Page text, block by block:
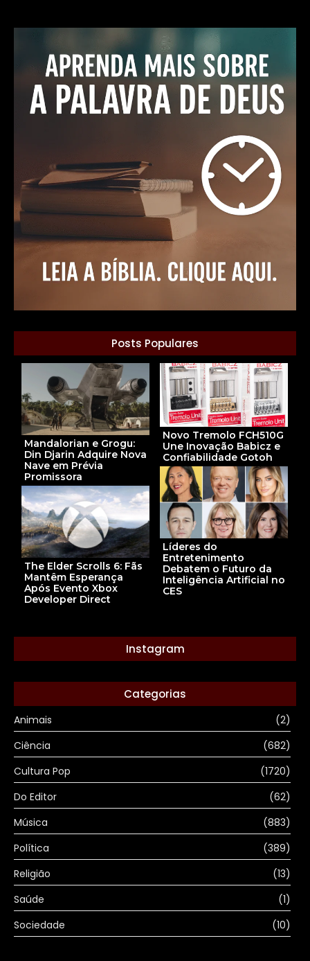
Posts Populares
Mandalorian e Grogu:
Din Djarin Adquire Nova
Nave em Prévia
Promissora
Novo Tremolo FCH510G
Une Inovação Babicz e
Confiabilidade Gotoh
Líderes do
Entretenimento
Debatem o Futuro da
Inteligência Artificial no
CES
The Elder Scrolls 6: Fãs
Mantêm Esperança
Após Evento Xbox
Developer Direct
Instagram
Categorias
Animais
(2)
Ciência
(682)
Cultura Pop
(1720)
Do Editor
(62)
Música
(883)
Política
(389)
Religião
(13)
Saúde
(1)
Sociedade
(10)